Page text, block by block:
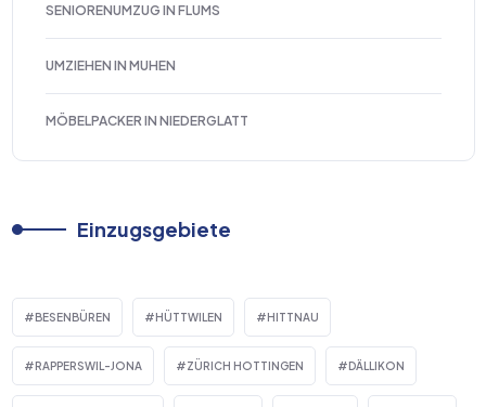
SENIORENUMZUG IN FLUMS
UMZIEHEN IN MUHEN
MÖBELPACKER IN NIEDERGLATT
Einzugsgebiete
BESENBÜREN HÜTTWILEN HITTNAU
RAPPERSWIL-JONA ZÜRICH HOTTINGEN DÄLLIKON